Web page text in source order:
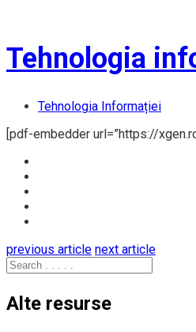
Tehnologia
Tehnologia Informației
[pdf-embedder url=”https://
previous article next article
Alte resurse